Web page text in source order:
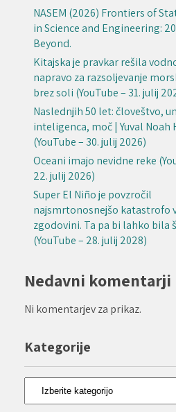
NASEM (2026) Frontiers of
in Science and Engineering:
Beyond.
Kitajska je pravkar rešila
napravo za razsoljevanje
brez soli (YouTube – 31. julij
Naslednjih 50 let: človeštvo,
inteligenca, moč | Yuval Noah
(YouTube – 30. julij 2026)
Oceani imajo nevidne reke
22. julij 2026)
Super El Niño je povzročil
najsmrtonosnejšo katastrofo
zgodovini. Ta pa bi lahko bila
(YouTube – 28. julij 2028)
Nedavni komentarji
Ni komentarjev za prikaz.
Kategorije
Kategorije